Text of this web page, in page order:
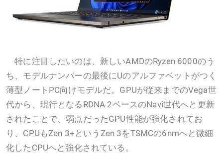
特に注目したいのは、新しいAMDのRyzen 6000のう
ち、モデルナンバーの最後にUのアルファベットがつく
薄型ノートPC向けモデルだ。GPUが従来までのVega世
代から、現行となるRDNA 2ベースのNavi世代へと更新
されたことで、弱点だったGPU性能が強化されてお
り、CPUもZen 3+というZen 3をTSMCの6nmへと微細
化したCPUへと強化されている。